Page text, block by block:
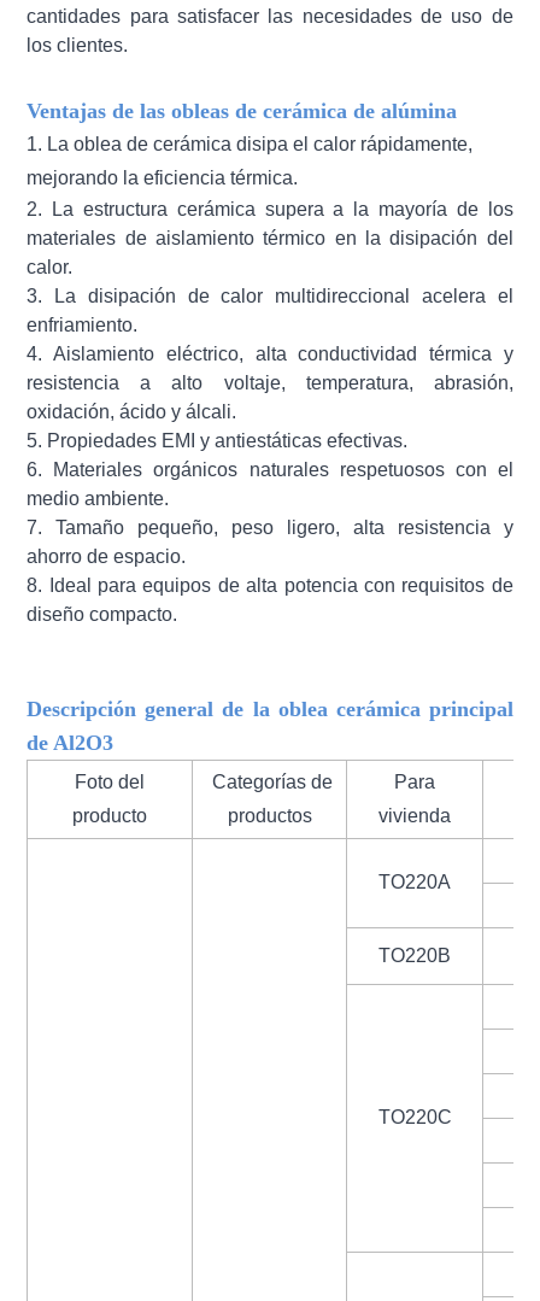
cantidades para satisfacer las necesidades de uso de
los clientes.
Ventajas de las obleas de cerámica de alúmina
1. La oblea de cerámica disipa el calor rápidamente,
mejorando la eficiencia térmica.
2. La estructura cerámica supera a la mayoría de los
materiales de aislamiento térmico en la disipación del
calor.
3. La disipación de calor multidireccional acelera el
enfriamiento.
4. Aislamiento eléctrico, alta conductividad térmica y
resistencia a alto voltaje, temperatura, abrasión,
oxidación, ácido y álcali.
5. Propiedades EMI y antiestáticas efectivas.
6. Materiales orgánicos naturales respetuosos con el
medio ambiente.
7. Tamaño pequeño, peso ligero, alta resistencia y
ahorro de espacio.
8. Ideal para equipos de alta potencia con requisitos de
diseño compacto.
Descripción general de la oblea cerámica principal
de Al2O3
Foto del
producto
Categorías de
productos
Para
vivienda
TO220A
TO220B
TO220C